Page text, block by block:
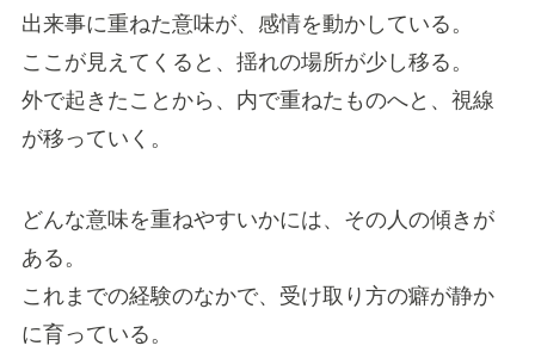
出来事に重ねた意味が、感情を動かしている。
ここが見えてくると、揺れの場所が少し移る。
外で起きたことから、内で重ねたものへと、視線
が移っていく。
どんな意味を重ねやすいかには、その人の傾きが
ある。
これまでの経験のなかで、受け取り方の癖が静か
に育っている。